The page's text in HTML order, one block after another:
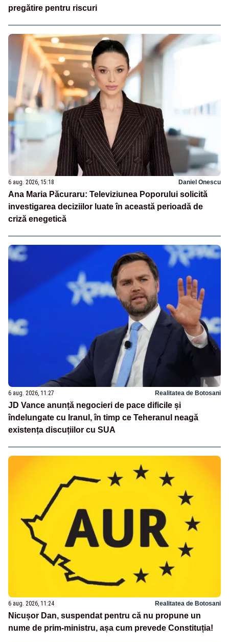
pregătire pentru riscuri
6 aug. 2026, 15:18 Daniel Onescu
Ana Maria Păcuraru: Televiziunea Poporului solicită
investigarea deciziilor luate în această perioadă de
criză enegetică
6 aug. 2026, 11:27 Realitatea de Botosani
JD Vance anunță negocieri de pace dificile și
îndelungate cu Iranul, în timp ce Teheranul neagă
existența discuțiilor cu SUA
6 aug. 2026, 11:24 Realitatea de Botosani
Nicușor Dan, suspendat pentru că nu propune un
nume de prim-ministru, așa cum prevede Constituția!